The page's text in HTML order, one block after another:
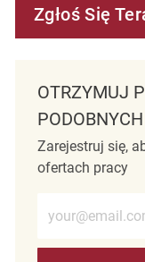
Zgłoś Się
OTRZYMUJ
Zarejestruj się,
ofertach pracy